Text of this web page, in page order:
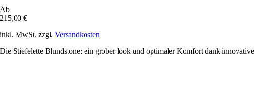
Ab
215,00 €
inkl. MwSt. zzgl. Versandkosten
Die Stiefelette Blundstone: ein grober look und optimaler Komfort dank